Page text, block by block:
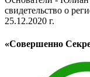
свидетельство о
25.12.2020 г.
«Совершенно